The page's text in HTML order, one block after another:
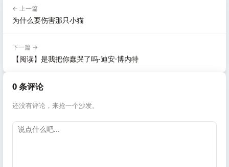
← 上一篇
为什么要伤害那只小猫
下一篇 →
【阅读】是我把你蠢哭了吗-迪安·博内特
0 条评论
还没有评论，来抢一个沙发。